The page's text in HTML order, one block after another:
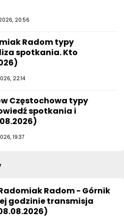
2026, 20:56
Radom typy
spotkania. Kto
22:14
Częstochowa typy
spotkania i
19:37
Radom - Górnik
godzinie transmisja